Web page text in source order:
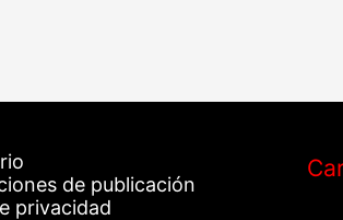
de publicación
privacidad